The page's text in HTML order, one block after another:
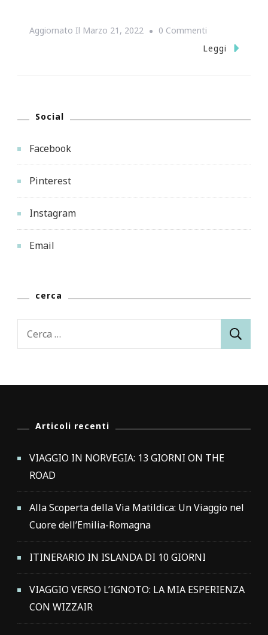
Aggiornato Il Marzo 21, 2022 0 Commenti
VALLE
SENTIERO
Leggi
Social
Facebook
Pinterest
Instagram
Email
cerca
Ricerca
Articoli recenti
VIAGGIO IN NORVEGIA: 13 GIORNI ON THE
ROAD
Alla Scoperta della Via Matildica: Un Viaggio nel
Cuore dell’Emilia-Romagna
ITINERARIO IN ISLANDA DI 10 GIORNI
VIAGGIO VERSO L’IGNOTO: LA MIA ESPERIENZA
CON WIZZAIR